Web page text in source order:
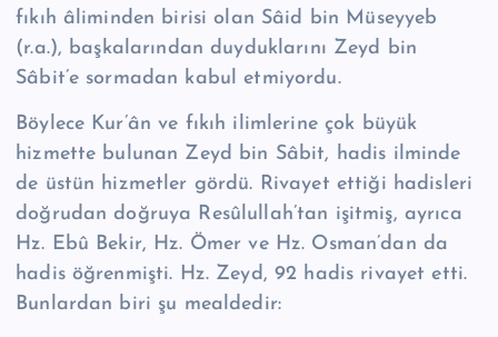
fıkıh âliminden birisi olan Sâid bin Müseyyeb
(r.a.), baş­kalarından duyduklarını Zeyd bin
Sâbit’e sormadan kabul etmiyordu.
Böylece Kur’ân ve fıkıh ilimlerine çok büyük
hizmette bulunan Zeyd bin Sâbit, hadis ilminde
de üstün hizmetler gördü. Rivayet ettiği hadisleri
doğrudan doğruya Re­sû­lul­lah’tan işitmiş, ayrıca
Hz. Ebû Bekir, Hz. Ömer ve Hz. Os­man’dan da
hadis öğrenmişti. Hz. Zeyd, 92 hadis rivayet etti.
Bunlardan biri şu mealdedir: